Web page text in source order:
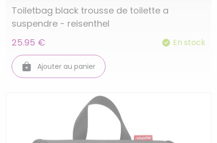
Toiletbag black trousse de toilette a
suspendre - reisenthel
25.95 €
En stock
Ajouter au panier